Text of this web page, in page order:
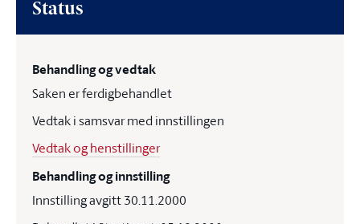
Status
Behandling og vedtak
Saken er ferdigbehandlet
Vedtak i samsvar med innstillingen
Vedtak og henstillinger
Behandling og innstilling
Innstilling avgitt 30.11.2000